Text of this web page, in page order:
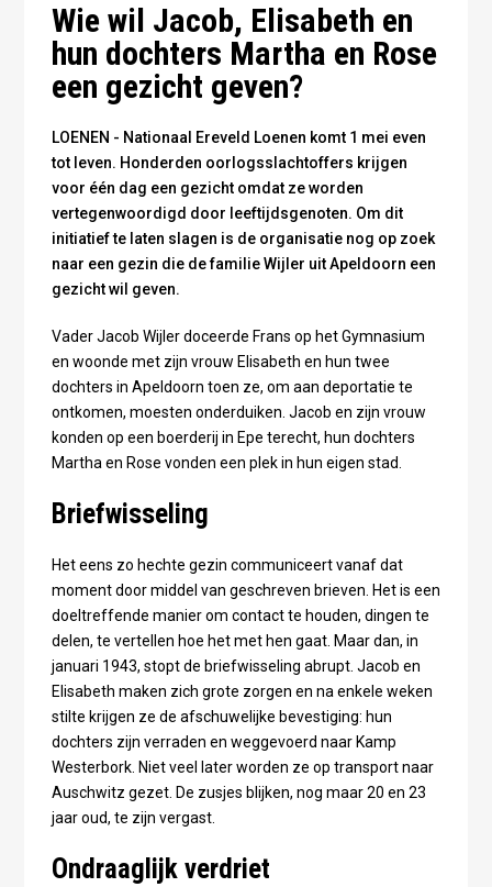
Wie wil Jacob, Elisabeth en
hun dochters Martha en Rose
een gezicht geven?
LOENEN - Nationaal Ereveld Loenen komt 1 mei even
tot leven. Honderden oorlogsslachtoffers krijgen
voor één dag een gezicht omdat ze worden
vertegenwoordigd door leeftijdsgenoten. Om dit
initiatief te laten slagen is de organisatie nog op zoek
naar een gezin die de familie Wijler uit Apeldoorn een
gezicht wil geven.
Vader Jacob Wijler doceerde Frans op het Gymnasium
en woonde met zijn vrouw Elisabeth en hun twee
dochters in Apeldoorn toen ze, om aan deportatie te
ontkomen, moesten onderduiken. Jacob en zijn vrouw
konden op een boerderij in Epe terecht, hun dochters
Martha en Rose vonden een plek in hun eigen stad.
Briefwisseling
Het eens zo hechte gezin communiceert vanaf dat
moment door middel van geschreven brieven. Het is een
doeltreffende manier om contact te houden, dingen te
delen, te vertellen hoe het met hen gaat. Maar dan, in
januari 1943, stopt de briefwisseling abrupt. Jacob en
Elisabeth maken zich grote zorgen en na enkele weken
stilte krijgen ze de afschuwelijke bevestiging: hun
dochters zijn verraden en weggevoerd naar Kamp
Westerbork. Niet veel later worden ze op transport naar
Auschwitz gezet. De zusjes blijken, nog maar 20 en 23
jaar oud, te zijn vergast.
Ondraaglijk verdriet